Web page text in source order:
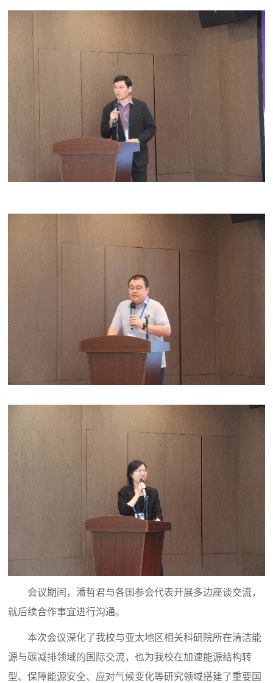
会议期间，潘哲君与各国参会代表开展多边座谈交流，
就后续合作事宜进行沟通。
本次会议深化了我校与亚太地区相关科研院所在清洁能
源与碳减排领域的国际交流，也为我校在加速能源结构转
型、保障能源安全、应对气候变化等研究领域搭建了重要国